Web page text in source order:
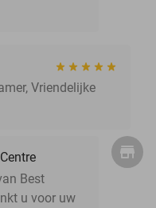
Vriendelijke
Best
u voor uw